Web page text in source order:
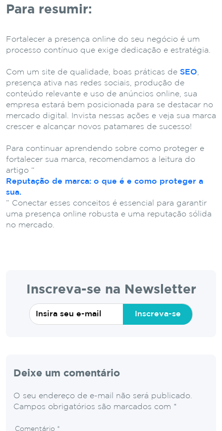
Para resumir:
Fortalecer a presença online do seu negócio é um
processo contínuo que exige dedicação e estratégia.
Com um site de qualidade, boas práticas de SEO
presença ativa nas redes sociais, produção de
conteúdo relevante e uso de anúncios online, sua
empresa estará bem posicionada para se destacar no
mercado digital. Invista nessas ações e veja sua marca
crescer e alcançar novos patamares de sucesso!
Para continuar aprendendo sobre como proteger e
fortalecer sua marca, recomendamos a leitura do
artigo “
Reputação de marca: o que é e como proteger a
sua.
” Conectar esses conceitos é essencial para garantir
uma presença online robusta e uma reputação sólida
no mercado.
Inscreva-se na Newsletter
Inscreva-se
Deixe um comentário
O seu endereço de e-mail não será publicado.
Campos obrigatórios são marcados com *
Comentário *